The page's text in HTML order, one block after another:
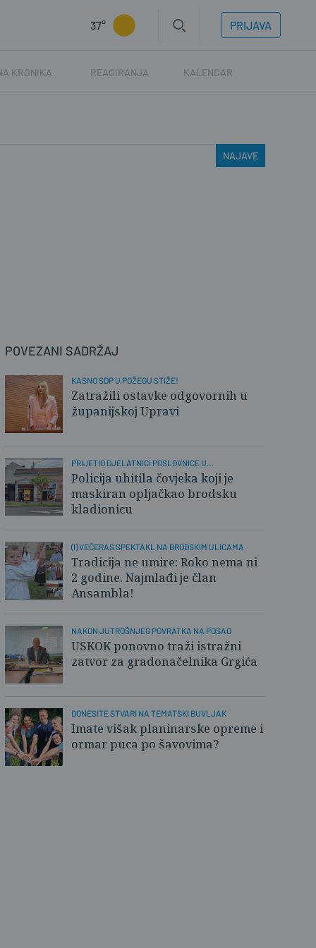
37° PRIJAVA
KRONIKA REAGIRANJA KALENDAR
NAJAVE
POVEZANI SADRŽAJ
KASNO SDP U POŽEGU STIŽE!
Zatražili ostavke odgovornih u
županijskoj Upravi
PRIJETIO DJELATNICI POSLOVNICE U
STROSSMAYEROVOJ
Policija uhitila čovjeka koji je
maskiran opljačkao brodsku
kladionicu
(I) VEČERAS SPEKTAKL NA BRODSKIM ULICAMA
Tradicija ne umire: Roko nema ni
2 godine. Najmlađi je član
Ansambla!
NAKON JUTROŠNJEG POVRATKA NA POSAO
USKOK ponovno traži istražni
zatvor za gradonačelnika Grgića
DONESITE STVARI NA TEMATSKI BUVLJAK
Imate višak planinarske opreme i
ormar puca po šavovima?